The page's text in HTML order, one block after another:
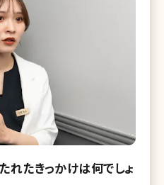
たきっかけは何でしょ